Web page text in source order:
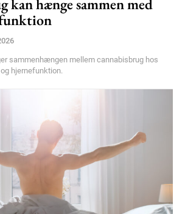
access
/ year
ac
tortor
condimentum
ac felis
dolor
kan hænge sammen med
sammenhængen mellem cannabisbrug hos
hjernefunktion.